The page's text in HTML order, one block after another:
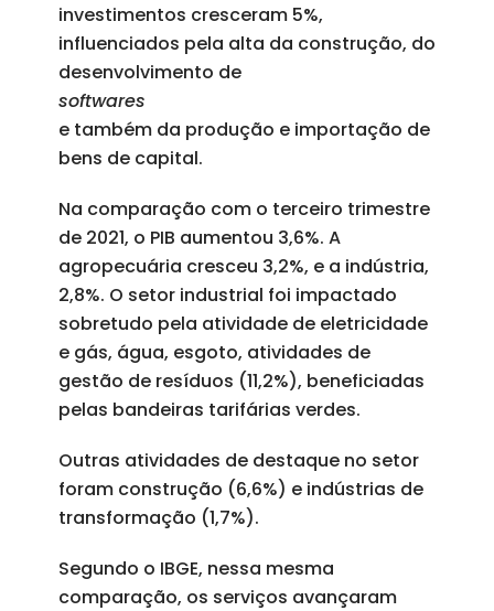
investimentos cresceram 5%,
influenciados pela alta da construção, do
desenvolvimento de
softwares
e também da produção e importação de
bens de capital.
Na comparação com o terceiro trimestre
de 2021, o PIB aumentou 3,6%. A
agropecuária cresceu 3,2%, e a indústria,
2,8%. O setor industrial foi impactado
sobretudo pela atividade de eletricidade
e gás, água, esgoto, atividades de
gestão de resíduos (11,2%), beneficiadas
pelas bandeiras tarifárias verdes.
Outras atividades de destaque no setor
foram construção (6,6%) e indústrias de
transformação (1,7%).
Segundo o IBGE, nessa mesma
comparação, os serviços avançaram